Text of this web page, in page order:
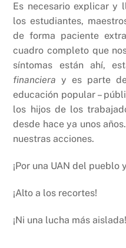
Es necesario explicar y
los estudiantes,
de forma paciente
cuadro completo que
síntomas están ahí,
financiera y es parte
educación popular –
los hijos de los
desde hace ya unos
nuestras acciones.
¡Por una UAN del pueblo
¡Alto a los recortes!
¡Ni una lucha más aislada!